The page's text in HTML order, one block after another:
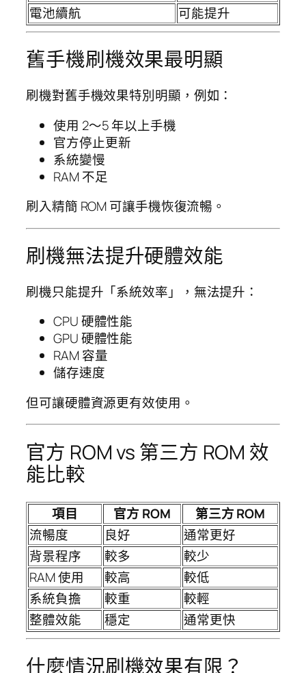
電池續航
可能提升
舊手機刷機效果最明顯
刷機對舊手機效果特別明顯，例如：
使用 2～5 年以上手機
官方停止更新
系統變慢
RAM 不足
刷入精簡 ROM 可讓手機恢復流暢。
刷機無法提升硬體效能
刷機只能提升「系統效率」，無法提升：
CPU 硬體性能
GPU 硬體性能
RAM 容量
儲存速度
但可讓硬體資源更有效使用。
官方 ROM vs 第三方 ROM 效
能比較
項目 官方 ROM
第三方 ROM
流暢度
良好
通常更好
背景程序
較多
較少
RAM 使用
較高
較低
系統負擔
較重
較輕
整體效能
穩定 通常更快
什麼情況刷機效果有限？